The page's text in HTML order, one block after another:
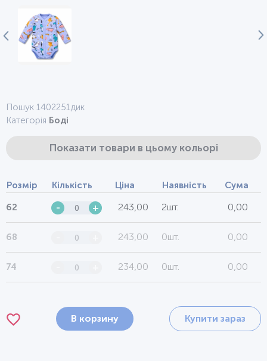
Пошук 1402251дик
Категорія Боді
Показати товари в цьому кольорі
Розмір Кількість Ціна Наявність Сума
62 - + 243,00 2шт. 0,00
68 243,00 0шт. 0,00
74 234,00 0шт. 0,00
В корзину Купити зараз